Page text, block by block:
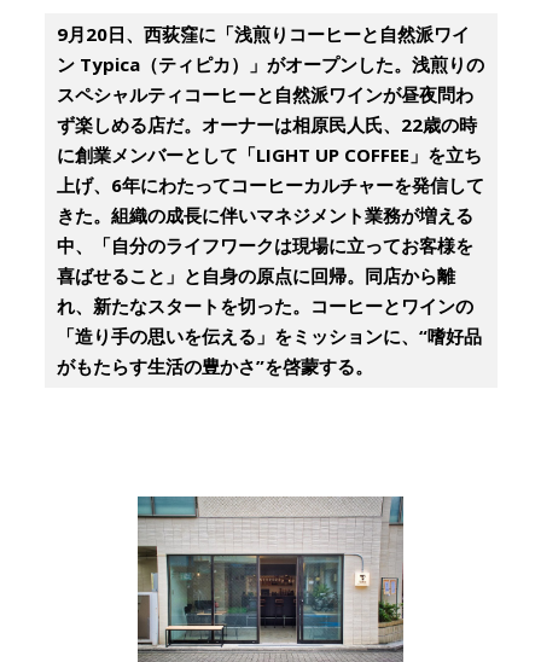
9月20日、西荻窪に「浅煎りコーヒーと自然派ワイ
ン Typica（ティピカ）」がオープンした。浅煎りの
スペシャルティコーヒーと自然派ワインが昼夜問わ
ず楽しめる店だ。オーナーは相原民人氏、22歳の時
に創業メンバーとして「LIGHT UP COFFEE」を立ち
上げ、6年にわたってコーヒーカルチャーを発信して
きた。組織の成長に伴いマネジメント業務が増える
中、「自分のライフワークは現場に立ってお客様を
喜ばせること」と自身の原点に回帰。同店から離
れ、新たなスタートを切った。コーヒーとワインの
「造り手の思いを伝える」をミッションに、“嗜好品
がもたらす生活の豊かさ”を啓蒙する。